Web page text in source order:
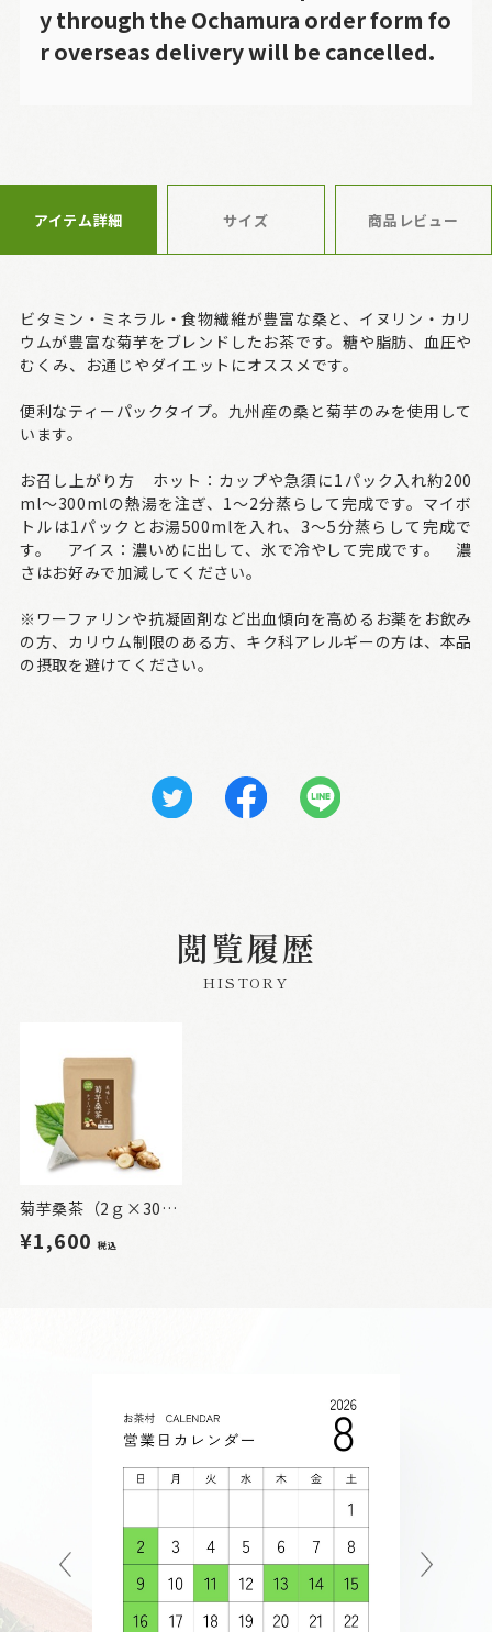
y through the Ochamura order form fo
r overseas delivery will be cancelled.
アイテム詳細 サイズ 商品レビュー
ビタミン・ミネラル・食物繊維が豊富な桑と、イヌリン・カリ
ウムが豊富な菊芋をブレンドしたお茶です。糖や脂肪、血圧や
むくみ、お通じやダイエットにオススメです。
便利なティーパックタイプ。九州産の桑と菊芋のみを使用して
います。
お召し上がり方 ホット：カップや急須に1パック入れ約200
ml～300mlの熱湯を注ぎ、1～2分蒸らして完成です。マイボ
トルは1パックとお湯500mlを入れ、3～5分蒸らして完成で
す。 アイス：濃いめに出して、氷で冷やして完成です。 濃
さはお好みで加減してください。
※ワーファリンや抗凝固剤など出血傾向を高めるお薬をお飲み
の方、カリウム制限のある方、キク科アレルギーの方は、本品
の摂取を避けてください。
閲覧履歴
HISTORY
菊芋桑茶（2ｇ×30包）
¥1,600税込